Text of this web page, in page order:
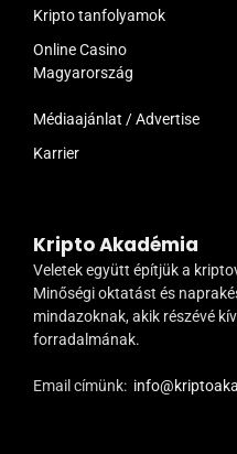
Kripto tanfolyamok
Online Casino
Magyarország
Médiaajánlat / Advertise
Karrier
Kripto Akadémia
Veletek együtt építjük a
Minőségi oktatást és
mindazoknak, akik részévé
forradalmának.
Email címünk: